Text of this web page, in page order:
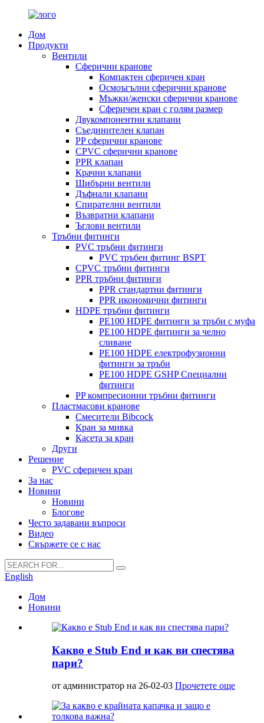
Дом
Продукти
Вентили
Сферични кранове
Компактен сферичен кран
Осмоъгълни сферични кранове
Мъжки/женски сферични кранове
Сферичен кран с голям размер
Двукомпонентни клапани
Съединителен клапан
PP сферични кранове
CPVC сферични кранове
PPR клапан
Крачни клапани
Шибърни вентили
Дъфнали клапани
Спирателни вентили
Възвратни клапани
Ъглови вентили
Тръбни фитинги
PVC тръбни фитинги
PVC тръбен фитинг BSPT
CPVC тръбни фитинги
PPR тръбни фитинги
PPR стандартни фитинги
PPR икономични фитинги
HDPE тръбни фитинги
PE100 HDPE фитинги за тръби с муфа
PE100 HDPE фитинги за челно
сливане
PE100 HDPE електрофузионни
фитинги за тръби
PE100 HDPE GSHP Специални
фитинги
PP компресионни тръбни фитинги
Пластмасови кранове
Смесители Bibcock
Кран за мивка
Касета за кран
Други
Решение
PVC сферичен кран
За нас
Новини
Новини
Блогове
Често задавани въпроси
Видео
Свържете се с нас
English
Дом
Новини
Какво е Stub End и как ви спестява
пари?
от администратор на 26-02-03 Прочетете още